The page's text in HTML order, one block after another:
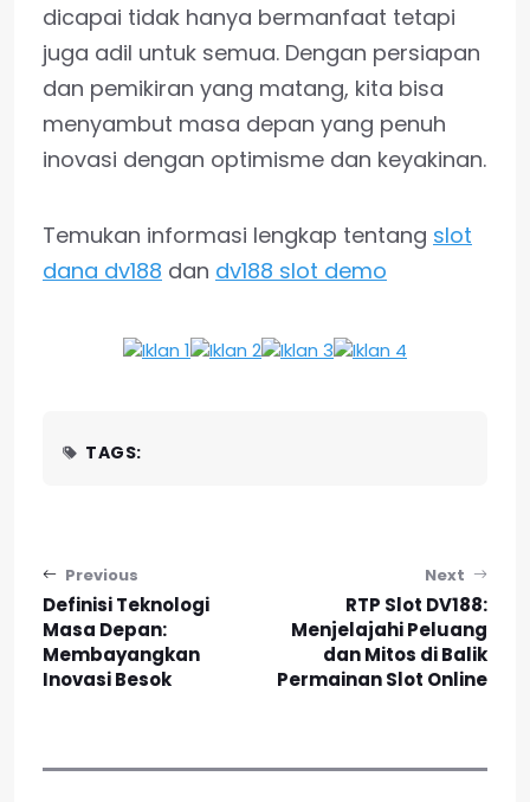
dicapai tidak hanya bermanfaat tetapi
juga adil untuk semua. Dengan persiapan
dan pemikiran yang matang, kita bisa
menyambut masa depan yang penuh
inovasi dengan optimisme dan keyakinan.
Temukan informasi lengkap tentang slot
dana dv188 dan dv188 slot demo
TAGS:
Post navigation
Previous
Definisi Teknologi
Masa Depan:
Membayangkan
Inovasi Besok
Next
RTP Slot DV188:
Menjelajahi Peluang
dan Mitos di Balik
Permainan Slot Online